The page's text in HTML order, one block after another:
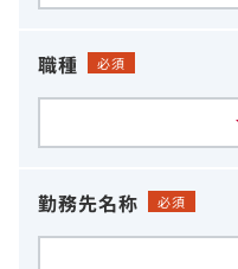
職種 必須
勤務先名称 必須